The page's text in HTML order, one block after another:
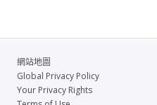
網站地圖
Global Privacy Policy
Your Privacy Rights